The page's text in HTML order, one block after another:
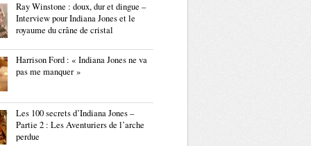
Ray Winstone : doux, dur et dingue –
Interview pour Indiana Jones et le
royaume du crâne de cristal
Harrison Ford : « Indiana Jones ne va
pas me manquer »
Les 100 secrets d’Indiana Jones –
Partie 2 : Les Aventuriers de l’arche
perdue